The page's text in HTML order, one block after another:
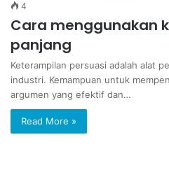
4
Cara menggunakan
panjang
Keterampilan persuasi adalah alat
industri. Kemampuan untuk
argumen yang efektif dan…
Read More »